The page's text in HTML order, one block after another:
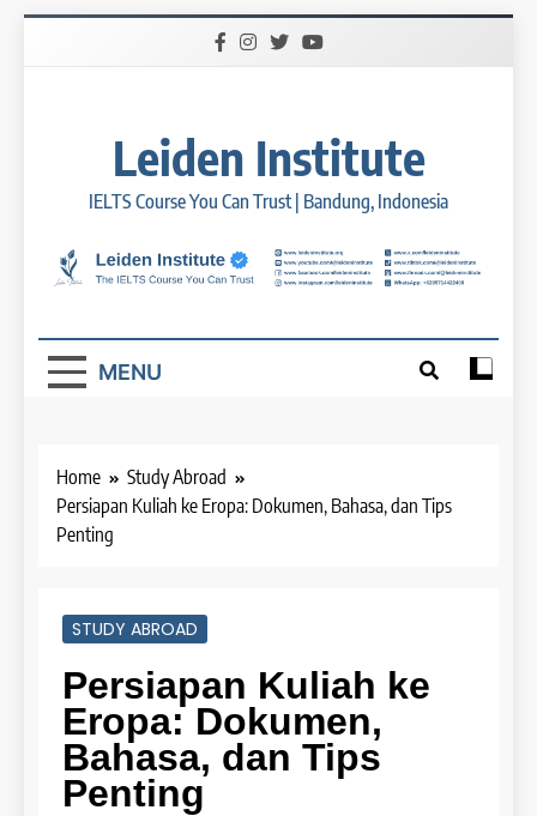
Leiden Institute
IELTS Course You Can Trust | Bandung, Indonesia
MENU
Home
Study Abroad
Persiapan Kuliah ke Eropa: Dokumen, Bahasa, dan Tips
Penting
STUDY ABROAD
Persiapan Kuliah ke
Eropa: Dokumen,
Bahasa, dan Tips
Penting